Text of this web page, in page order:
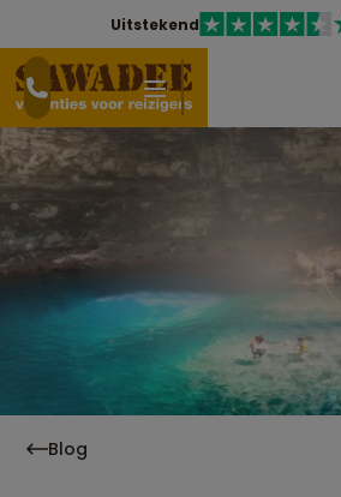
Uitstekend
Blog